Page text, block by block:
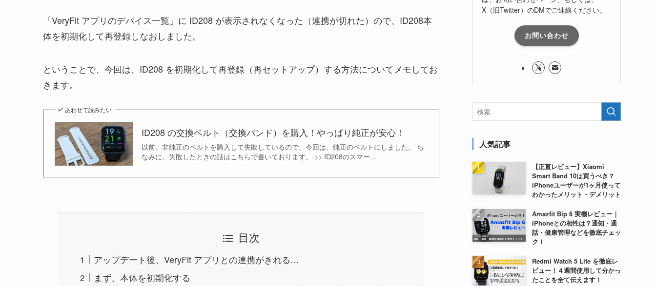
「VeryFit アプリのデバイス一覧」に ID208 が表示されなくなった（連携が切れた）ので、ID208本
体を初期化して再登録しなおしました。
ということで、今回は、ID208 を初期化して再登録（再セットアップ）する方法についてメモしてお
きます。
あわせて読みたい
ID208 の交換ベルト（交換バンド）を購入！やっぱり純正が安心！
以前、非純正のベルトを購入して失敗しているので、今回は、純正のベルトにしました。 ち
なみに、失敗したときの話はこちらで書いております。 >> ID208のスマー…
目次
アップデート後、VeryFit アプリとの連携がきれる…
まず、本体を初期化する
X（旧Twitter）のDMでご連絡ください。
お問い合わせ
人気記事
【正直レビュー】Xiaomi
Smart Band 10は買うべき？
iPhoneユーザーが1ヶ月使って
わかったメリット・デメリット
Amazfit Bip 6 実機レビュー｜
iPhoneとの相性は？通知・通
話・健康管理などを徹底チェッ
ク！
Redmi Watch 5 Lite を徹底レ
ビュー！４週間使用して分かっ
たことを全て伝えます！